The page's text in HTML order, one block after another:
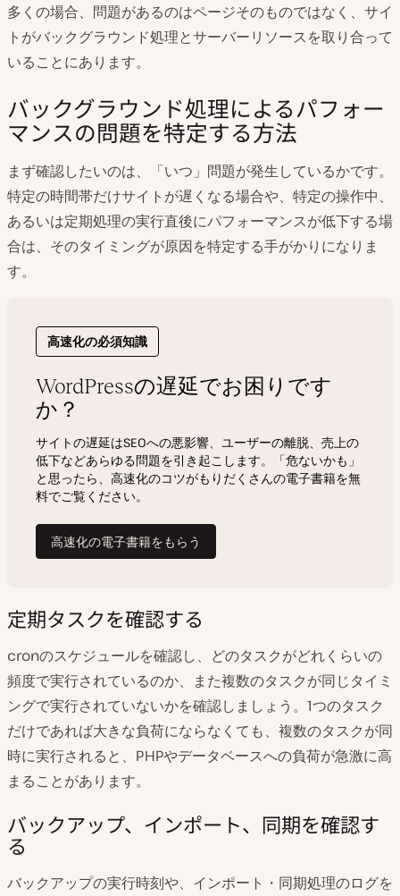
多くの場合、問題があるのはページそのものではなく、サイ
トがバックグラウンド処理とサーバーリソースを取り合って
いることにあります。
バックグラウンド処理によるパフォー
マンスの問題を特定する方法
まず確認したいのは、「いつ」問題が発生しているかです。
特定の時間帯だけサイトが遅くなる場合や、特定の操作中、
あるいは定期処理の実行直後にパフォーマンスが低下する場
合は、そのタイミングが原因を特定する手がかりになりま
す。
定期タスクを確認する
cronのスケジュールを確認し、どのタスクがどれくらいの
頻度で実行されているのか、また複数のタスクが同じタイミ
ングで実行されていないかを確認しましょう。1つのタスク
だけであれば大きな負荷にならなくても、複数のタスクが同
時に実行されると、PHPやデータベースへの負荷が急激に高
まることがあります。
バックアップ、インポート、同期を確認す
る
バックアップの実行時刻や、インポート・同期処理のログを